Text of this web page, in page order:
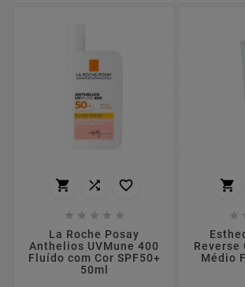
  
    
La Roche Posay
Anthelios UVMune 400
Fluído com Cor SPF50+
50ml


Reverse
Médio